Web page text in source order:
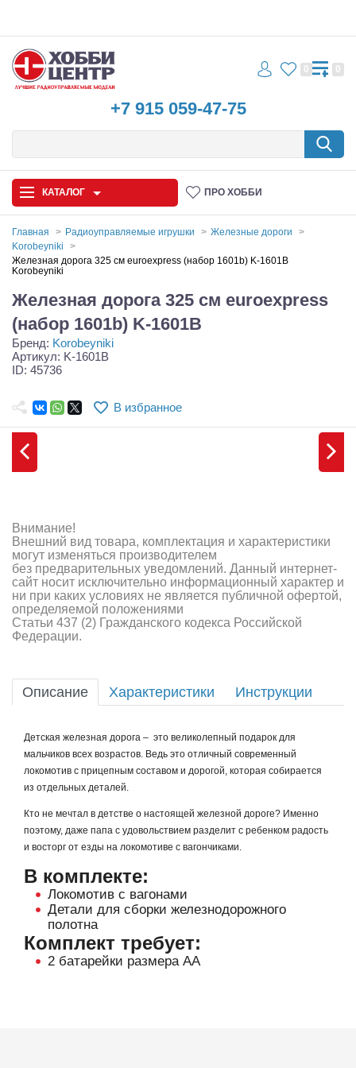
+7 915 059-47-75
0 0
КАТАЛОГ ПРО ХОББИ
Автомодели
Запчасти и аксессуары
Игрушки
Самолеты
Судомодели
Конструкторы
Аккумуляторы и батарейки
Зарядные устройства и блоки питания
Двигатели
Технические жидкости
Оптовая продажа запчастей для моделей
Главная Радиоуправляемые игрушки
Железные дороги
Korobeyniki
Железная дорога 325 см euroexpress (набор 1601b) K-1601B
Korobeyniki
Железная дорога 325 см euroexpress
(набор 1601b) K-1601B
Бренд: Korobeyniki
Артикул: K-1601B
ID: 45736
В избранное
Внимание!
Внешний вид товара, комплектация и характеристики
могут изменяться производителем
без предварительных уведомлений. Данный интернет-
сайт носит исключительно информационный характер и
ни при каких условиях не является публичной офертой,
определяемой положениями
Статьи 437 (2) Гражданского кодекса Российской
Федерации.
Описание Характеристики Инструкции
Детская железная дорога – это великолепный подарок для
мальчиков всех возрастов. Ведь это отличный современный
локомотив с прицепным составом и дорогой, которая собирается
из отдельных деталей.
Кто не мечтал в детстве о настоящей железной дороге? Именно
поэтому, даже папа с удовольствием разделит с ребенком радость
и восторг от езды на локомотиве с вагончиками.
В комплекте:
Локомотив с вагонами
Детали для сборки железнодорожного
полотна
Комплект требует:
2 батарейки размера АА